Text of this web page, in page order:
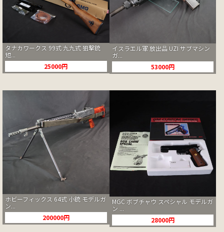
タナカワークス 99式 九九式 狙撃銃
短...
25000円
イスラエル軍 放出品 UZI サブマシン
ガ...
53000円
ホビーフィックス 64式 小銃 モデルガ
ン...
200000円
MGC ボブチャウ スペシャル モデルガ
ン ...
28000円